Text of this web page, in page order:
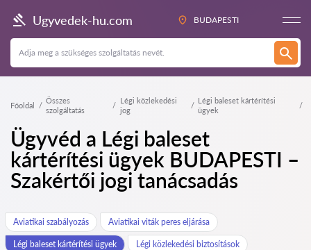
Ugyvedek-hu.com BUDAPESTI
Főoldal
Összes
szolgáltatás
Légi közlekedési
jog
Légi baleset kártérítési
ügyek
Ügyvéd a Légi baleset
kártérítési ügyek BUDAPESTI –
Szakértői jogi tanácsadás
Aviatikai szabályozás Aviatikai viták peres eljárása
Légi baleset kártérítési ügyek Légi közlekedési biztosítások